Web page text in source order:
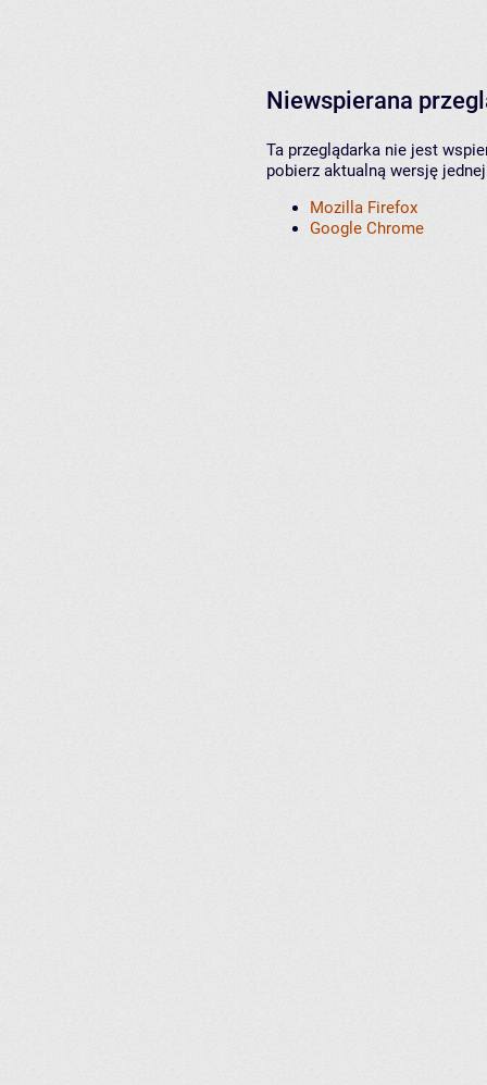
Niewspierana
Ta przeglądarka nie jest
pobierz aktualną wersję
Mozilla Firefox
Google Chrome